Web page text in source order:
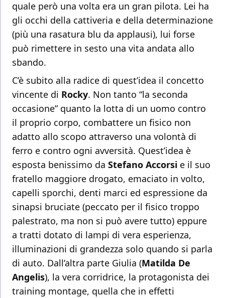
quale però una volta era un gran pilota. Lei ha
gli occhi della cattiveria e della determinazione
(più una rasatura blu da applausi), lui forse
può rimettere in sesto una vita andata allo
sbando.
C’è subito alla radice di quest’idea il concetto
vincente di Rocky. Non tanto “la seconda
occasione” quanto la lotta di un uomo contro
il proprio corpo, combattere un fisico non
adatto allo scopo attraverso una volontà di
ferro e contro ogni avversità. Quest’idea è
esposta benissimo da Stefano Accorsi e il suo
fratello maggiore drogato, emaciato in volto,
capelli sporchi, denti marci ed espressione da
sinapsi bruciate (peccato per il fisico troppo
palestrato, ma non si può avere tutto) eppure
a tratti dotato di lampi di vera esperienza,
illuminazioni di grandezza solo quando si parla
di auto. Dall’altra parte Giulia (Matilda De
Angelis), la vera corridrice, la protagonista dei
training montage, quella che in effetti